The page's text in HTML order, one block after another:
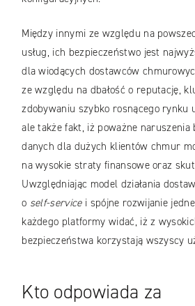
Między innymi ze względu na
usług, ich bezpieczeństwo jest
dla wiodących dostawców
ze względu na dbałość o reputację,
zdobywaniu szybko rosnącego rynku
ale także fakt, iż poważne naruszenia
danych dla dużych klientów chmur
na wysokie straty finansowe oraz
Uwzględniając model działania
o self-servicei spójne rozwijanie
każdego platformy widać, iż z
bezpieczeństwa korzystają wszyscy
Kto odpowiada za